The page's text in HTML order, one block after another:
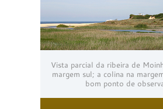
Vista parcial da ribeira de
margem sul; a colina na
bom ponto de